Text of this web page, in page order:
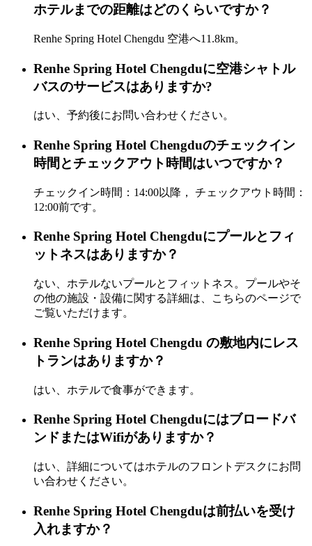
ホテルまでの距離はどのくらいですか？
Renhe Spring Hotel Chengdu 空港へ11.8km。
Renhe Spring Hotel Chengduに空港シャトル
バスのサービスはありますか?
はい、予約後にお問い合わせください。
Renhe Spring Hotel Chengduのチェックイン
時間とチェックアウト時間はいつですか？
チェックイン時間：14:00以降， チェックアウト時間：
12:00前です。
Renhe Spring Hotel Chengduにプールとフィ
ットネスはありますか？
ない、ホテルないプールとフィットネス。プールやそ
の他の施設・設備に関する詳細は、こちらのページで
ご覧いただけます。
Renhe Spring Hotel Chengdu の敷地内にレス
トランはありますか？
はい、ホテルで食事ができます。
Renhe Spring Hotel Chengduにはブロードバ
ンドまたはWifiがありますか？
はい、詳細についてはホテルのフロントデスクにお問
い合わせください。
Renhe Spring Hotel Chengduは前払いを受け
入れますか？